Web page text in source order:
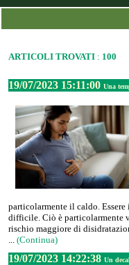
ARTICOLI TROVATI : 100
19/07/2023 15:11:00 Una
particolarmente il caldo.
difficile. Ciò è particolarmente
rischio maggiore di
... (Continua)
19/07/2023 14:22:38 Un